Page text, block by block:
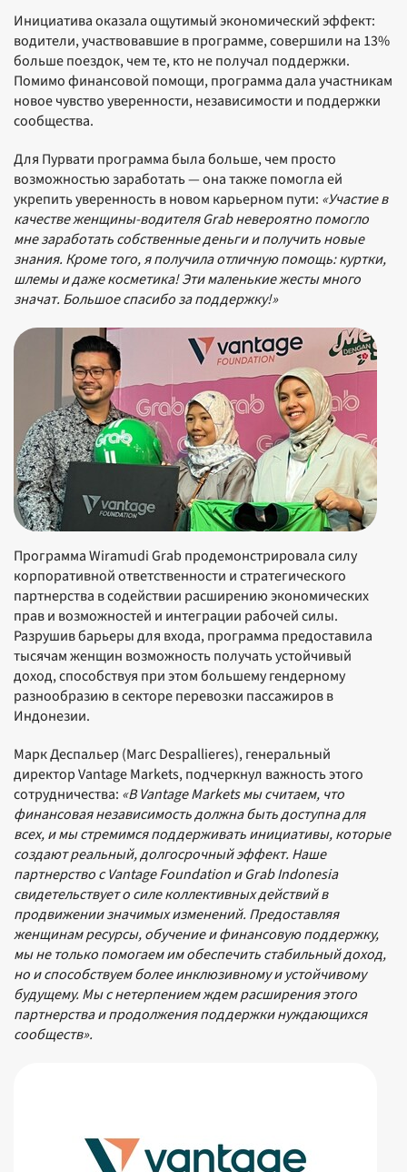
Инициатива оказала ощутимый экономический эффект:
водители, участвовавшие в программе, совершили на 13%
больше поездок, чем те, кто не получал поддержки.
Помимо финансовой помощи, программа дала участникам
новое чувство уверенности, независимости и поддержки
сообщества.
Для Пурвати программа была больше, чем просто
возможностью заработать — она также помогла ей
укрепить уверенность в новом карьерном пути: «Участие в
качестве женщины-водителя Grab невероятно помогло
мне заработать собственные деньги и получить новые
знания. Кроме того, я получила отличную помощь: куртки,
шлемы и даже косметика! Эти маленькие жесты много
значат. Большое спасибо за поддержку!»
Программа Wiramudi Grab продемонстрировала силу
корпоративной ответственности и стратегического
партнерства в содействии расширению экономических
прав и возможностей и интеграции рабочей силы.
Разрушив барьеры для входа, программа предоставила
тысячам женщин возможность получать устойчивый
доход, способствуя при этом большему гендерному
разнообразию в секторе перевозки пассажиров в
Индонезии.
Марк Деспальер (Marc Despallieres), генеральный
директор Vantage Markets, подчеркнул важность этого
сотрудничества: «В Vantage Markets мы считаем, что
финансовая независимость должна быть доступна для
всех, и мы стремимся поддерживать инициативы, которые
создают реальный, долгосрочный эффект. Наше
партнерство с Vantage Foundation и Grab Indonesia
свидетельствует о силе коллективных действий в
продвижении значимых изменений. Предоставляя
женщинам ресурсы, обучение и финансовую поддержку,
мы не только помогаем им обеспечить стабильный доход,
но и способствуем более инклюзивному и устойчивому
будущему. Мы с нетерпением ждем расширения этого
партнерства и продолжения поддержки нуждающихся
сообществ».